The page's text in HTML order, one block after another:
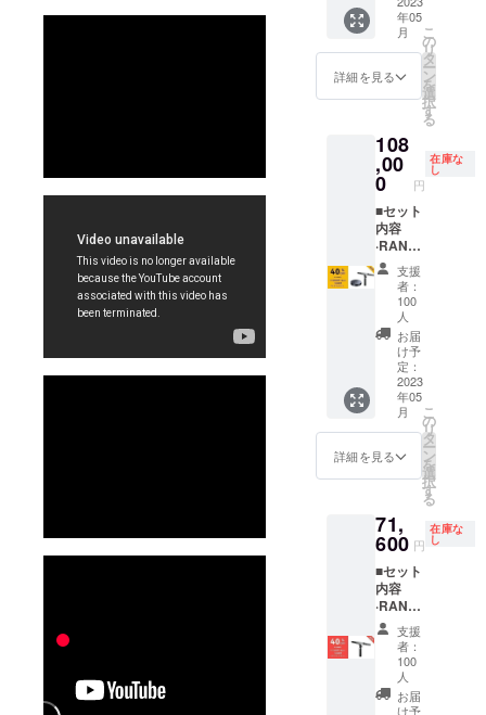
A）x1 ·
検査証
明書x1 ·
バッテ
リーハ
x1 ·三脚
ドx1 ·2-
in-1
USB
ケーブ
ルx1 ·
マー
カーx1 ·
粘着
タック
x1 ·吸光
シート
x1
ダーx1 ·
クイッ
クリ
リース
キット
アダプ
ターx1
·USB
ケーブ
ル
（Micro
-B to
Type-
A）x1 ·
検査証
明書x1 ·
バッテ
リーハ
ンドル
x1 ·三脚
スタン
ドx1 ·2-
in-1
USB
カーx1 ·
粘着
x1 ·吸光
シート
x1
年05
月
詳細を見る
こ
の
リ
タ
ー
ン
を
選
択
す
る
108
,00
0 円
在庫な
し
■セット
内容
·RANG
E 3Dス
キャ
ナーx1 ·
大型
ターン
テーブ
ルx1 ■
付属品 ·
スマー
トフォ
ンホル
ダーx1 ·
キット
x1
アダプ
ターx1
·USB
ケーブ
（Micro
-B to
Type-
支援
者：
100
人
お届
け予
定：
2023
年05
月
詳細を見る
こ
の
リ
タ
ー
ン
を
選
択
す
る
71,
600 円
在庫な
し
■セット
内容
·RANG
E 3Dス
キャ
ナーx1
■付属品
·スマー
トフォ
支援
者：
100
人
お届
け予